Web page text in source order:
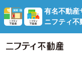
有名不動産
ニフティ不